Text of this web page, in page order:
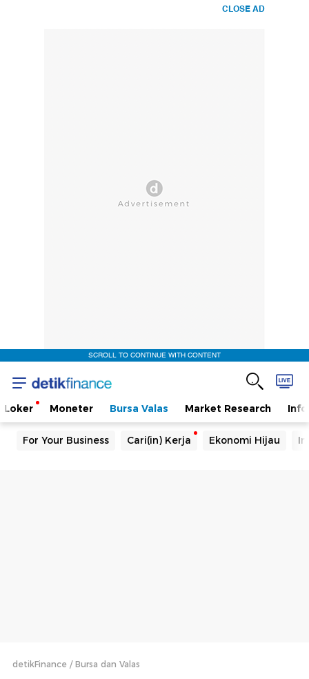
CLOSE AD
SCROLL TO CONTINUE WITH CONTENT
Loker Moneter Bursa Valas Market Research
For Your Business Cari(in) Kerja Ekonomi Hijau
detikFinance Bursa dan Valas